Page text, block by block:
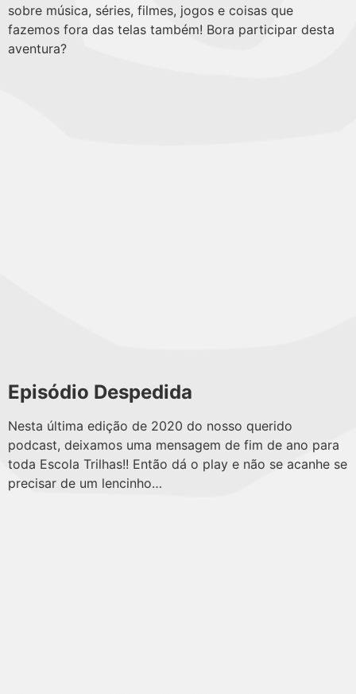
sobre música, séries, filmes, jogos e coisas que
fazemos fora das telas também! Bora participar desta
aventura?
Episódio Despedida
Nesta última edição de 2020 do nosso querido
podcast, deixamos uma mensagem de fim de ano para
toda Escola Trilhas!! Então dá o play e não se acanhe se
precisar de um lencinho…